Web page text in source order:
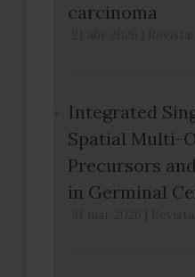
carcinoma
Integrated
Spatial Multi-
Precursors
in Germinal